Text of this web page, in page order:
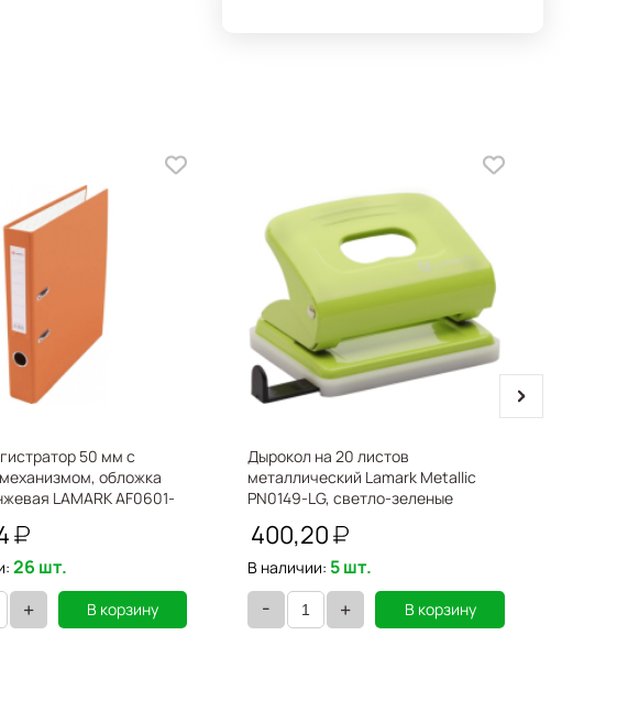
50 мм с
обложка
LAMARK AF0601-
26 шт.
+ В корзину
Дырокол на 20 листов
металлический Lamark Metallic
PN0149-LG, светло-зеленые
400,20
В наличии: 5 шт.
- + В корзину
next